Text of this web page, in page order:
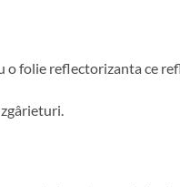
folie reflectorizanta ce